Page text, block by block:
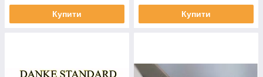
Купити Купити